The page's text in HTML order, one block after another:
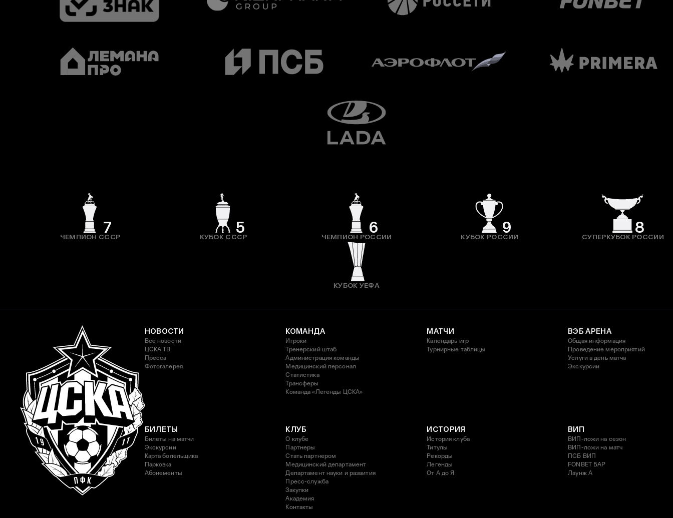
7
ЧЕМПИОН СССР
5
КУБОК СССР
6
ЧЕМПИОН РОССИИ
9
КУБОК РОССИИ
8
СУПЕРКУБОК РОССИИ
КУБОК УЕФА
НОВОСТИ
Все новости
ЦСКА ТВ
Пресса
Фотогалерея
КОМАНДА
Игроки
Тренерский штаб
Администрация команды
Медицинский персонал
Статистика
Трансферы
Команда «Легенды ЦСКА»
МАТЧИ
Календарь игр
Турнирные таблицы
ВЭБ АРЕНА
Общая информация
Проведение мероприятий
Услуги в день матча
Экскурсии
БИЛЕТЫ
Билеты на матчи
Экскурсии
Карта болельщика
Парковка
Абонементы
КЛУБ
О клубе
Партнеры
Стать партнером
Медицинский департамент
Департамент науки и развития
Пресс-служба
Закупки
Академия
Контакты
ИСТОРИЯ
История клуба
Титулы
Рекорды
Легенды
От А до Я
ВИП
ВИП-ложи на сезон
ВИП-ложи на матч
ПСБ ВИП
FONBET БАР
Лаунж A